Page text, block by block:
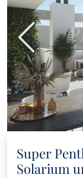
Vorherige
Super
Solarium